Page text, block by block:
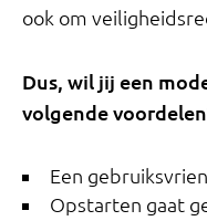
ook om
Dus, wil jij een
volgende
Een
Opstarten gaat